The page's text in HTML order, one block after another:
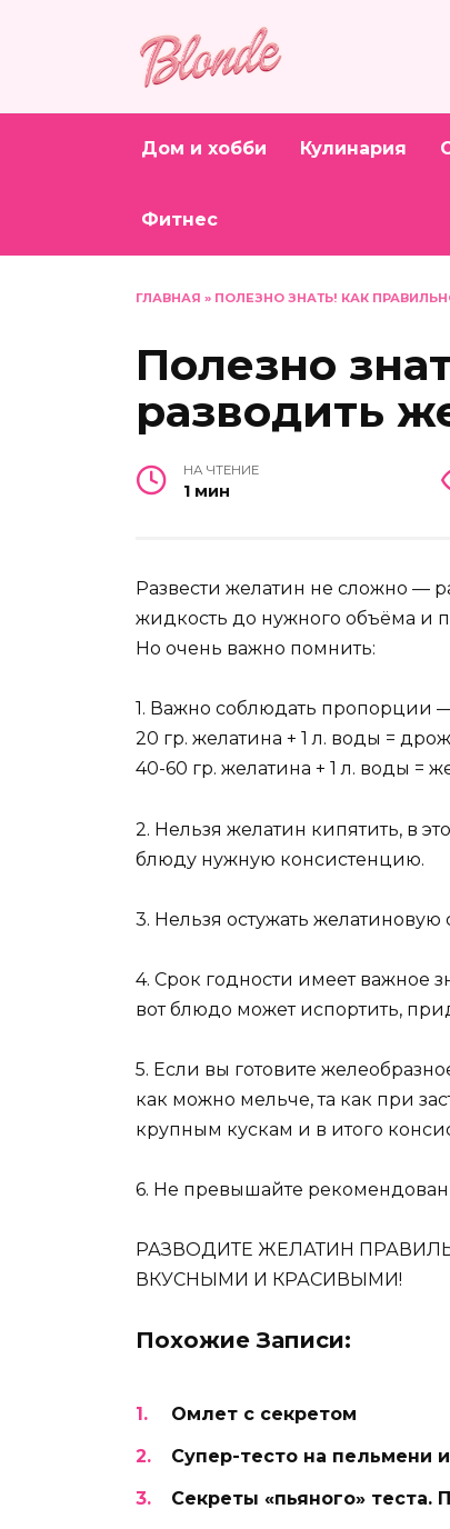
Дом и хобби Кулинария
Фитнес
ГЛАВНАЯ » ПОЛЕЗНО ЗНАТЬ! КАК
Полезно
разводить
НА ЧТЕНИЕ
1 мин
Развести желатин не сложно —
жидкость до нужного объёма и
Но очень важно помнить:
1. Важно соблюдать пропорции
20 гр. желатина + 1 л. воды =
40-60 гр. желатина + 1 л. воды =
2. Нельзя желатин кипятить, в
блюду нужную консистенцию.
3. Нельзя остужать
4. Срок годности имеет важное
вот блюдо может испортить,
5. Если вы готовите
как можно мельче, та как при
крупным кускам и в итого
6. Не превышайте
РАЗВОДИТЕ ЖЕЛАТИН
ВКУСНЫМИ И КРАСИВЫМИ!
Похожие Записи:
Омлет с секретом
Cупер-тесто на пельмени
Секреты «пьяного»